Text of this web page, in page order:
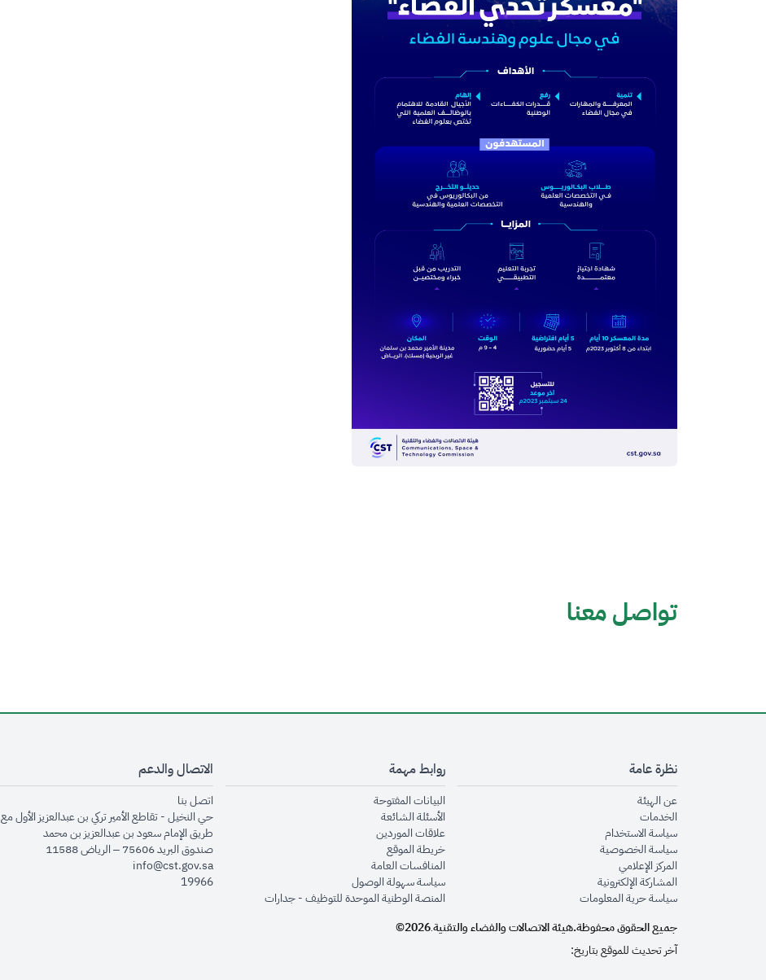
تواصل معنا
نظرة عامة
عن الهيئةopens in new window
الخدماتopens in new window
سياسة الاستخدام
سياسة الخصوصيةopens in new window
المركز الإعلاميopens in new window
المشاركة الإلكترونيةopens in new window
سياسة حرية المعلوماتopens in new window
روابط مهمة
البيانات المفتوحةopens in new window
الأسئلة الشائعةopens in new window
علاقات الموردينopens in new window
خريطة الموقعopens in new window
المنافسات العامةopens in new window
سياسة سهولة الوصولopens in new window
المنصة الوطنية الموحدة للتوظيف - جداراتopens in new window
الاتصال والدعم
اتصل بنا
حي النخيل - تقاطع الأمير تركي بن عبدالعزيز الأول مع
طريق الإمام سعود بن عبدالعزيز بن محمد
صندوق البريد 75606 – الرياض 11588
info@cst.gov.sa
19966
جميع الحقوق محفوظة.هيئة الاتصالات والفضاء والتقنية.
2026©
آخر تحديث للموقع بتاريخ: